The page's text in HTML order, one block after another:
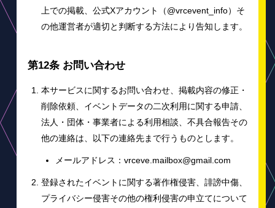
上での掲載、公式Xアカウント（@vrcevent_info）そ
の他運営者が適切と判断する方法により告知します。
第12条 お問い合わせ
本サービスに関するお問い合わせ、掲載内容の修正・
削除依頼、イベントデータの二次利用に関する申請、
法人・団体・事業者による利用相談、不具合報告その
他の連絡は、以下の連絡先まで行うものとします。
メールアドレス：vrceve.mailbox@gmail.com
登録されたイベントに関する著作権侵害、誹謗中傷、
プライバシー侵害その他の権利侵害の申立てについて